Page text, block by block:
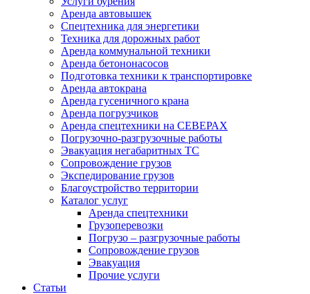
Аренда автовышек
Спецтехника для энергетики
Техника для дорожных работ
Аренда коммунальной техники
Аренда бетононасосов
Подготовка техники к транспортировке
Аренда автокрана
Аренда гусеничного крана
Аренда погрузчиков
Аренда спецтехники на СЕВЕРАХ
Погрузочно-разгрузочные работы
Эвакуация негабаритных ТС
Сопровождение грузов
Экспедирование грузов
Благоустройство территории
Каталог услуг
Аренда спецтехники
Грузоперевозки
Погрузо – разгрузочные работы
Сопровождение грузов
Эвакуация
Прочие услуги
Статьи